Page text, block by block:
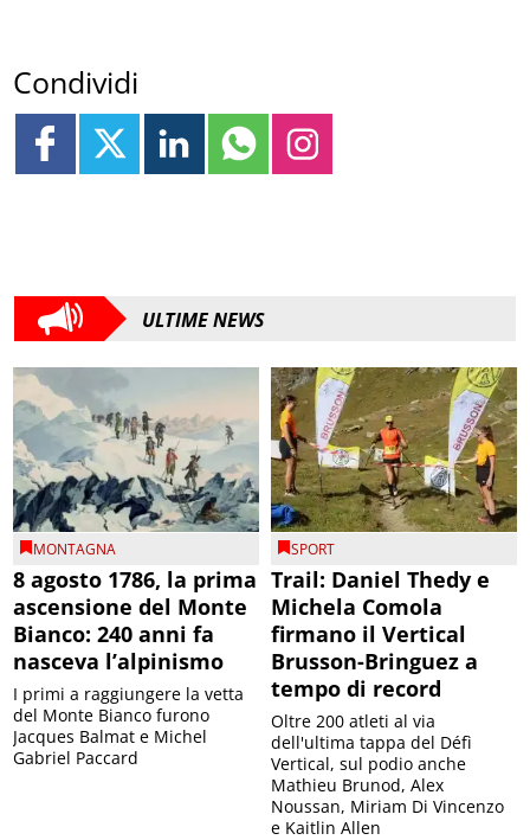
Condividi
ULTIME NEWS
MONTAGNA
8 agosto 1786, la prima
ascensione del Monte
Bianco: 240 anni fa
nasceva l’alpinismo
I primi a raggiungere la vetta
del Monte Bianco furono
Jacques Balmat e Michel
Gabriel Paccard
SPORT
Trail: Daniel Thedy e
Michela Comola
firmano il Vertical
Brusson-Bringuez a
tempo di record
Oltre 200 atleti al via
dell'ultima tappa del Défì
Vertical, sul podio anche
Mathieu Brunod, Alex
Noussan, Miriam Di Vincenzo
e Kaitlin Allen